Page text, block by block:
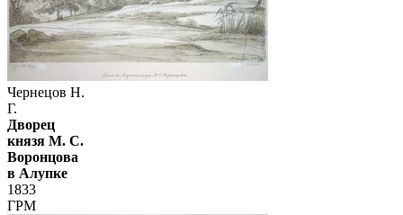
Чернецов Н.
Г.
Дворец
князя М. С.
Воронцова
в Алупке
1833
ГРМ